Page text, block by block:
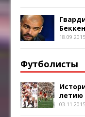
18.09.2015
Футболисты
летию
03.11.2015